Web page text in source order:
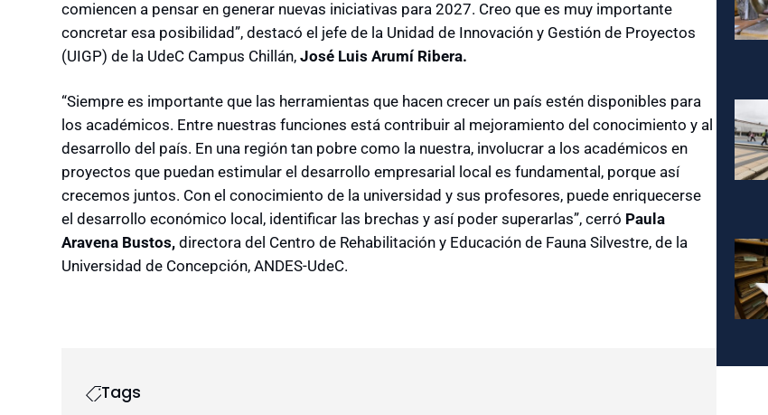
comiencen a pensar en generar nuevas iniciativas para 2027. Creo que es muy importante
concretar esa posibilidad”, destacó el jefe de la Unidad de Innovación y Gestión de Proyectos
(UIGP) de la UdeC Campus Chillán, José Luis Arumí Ribera.
“Siempre es importante que las herramientas que hacen crecer un país estén disponibles para
los académicos. Entre nuestras funciones está contribuir al mejoramiento del conocimiento y al
desarrollo del país. En una región tan pobre como la nuestra, involucrar a los académicos en
proyectos que puedan estimular el desarrollo empresarial local es fundamental, porque así
crecemos juntos. Con el conocimiento de la universidad y sus profesores, puede enriquecerse
el desarrollo económico local, identificar las brechas y así poder superarlas”, cerró Paula
Aravena Bustos, directora del Centro de Rehabilitación y Educación de Fauna Silvestre, de la
Universidad de Concepción, ANDES-UdeC.
Tags